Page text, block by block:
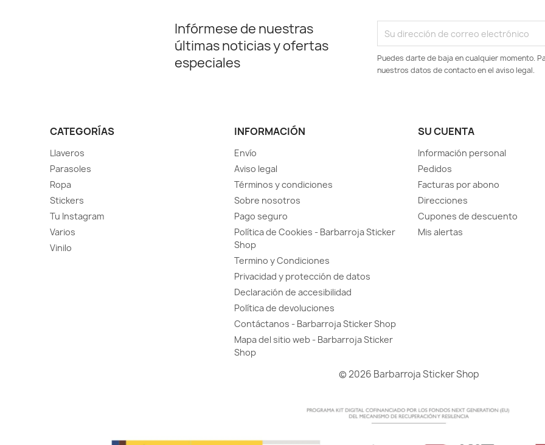
Infórmese de nuestras
últimas noticias y ofertas
especiales
Puedes darte de baja en cualquier momento.
nuestros datos de contacto en el aviso legal.
CATEGORÍAS
Llaveros
Parasoles
Ropa
Stickers
Tu Instagram
Varios
Vinilo
INFORMACIÓN
Envío
Aviso legal
Términos y condiciones
Sobre nosotros
Pago seguro
Política de Cookies - Barbarroja Sticker
Shop
Termino y Condiciones
Privacidad y protección de datos
Declaración de accesibilidad
Política de devoluciones
Contáctanos - Barbarroja Sticker Shop
Mapa del sitio web - Barbarroja Sticker
Shop
SU CUENTA
Información personal
Pedidos
Facturas por abono
Direcciones
Cupones de descuento
Mis alertas
© 2026 Barbarroja Sticker Shop